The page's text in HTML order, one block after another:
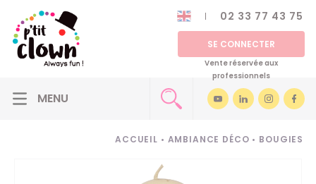
02 33 77 43 75
SE CONNECTER
Vente réservée aux
professionnels
ACCUEIL • AMBIANCE DÉCO • BOUGIES